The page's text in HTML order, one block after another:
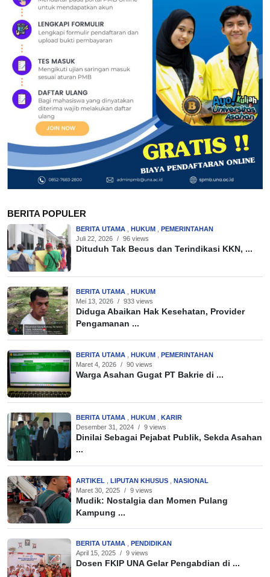
BERITA POPULER
BERITA UTAMA HUKUM
PEMERINTAHAN
Juli 22, 2026 / 96 views
Dituduh Tak Becus dan Terindikasi KKN, ...
BERITA UTAMA
HUKUM
Mei 13, 2026 / 933 views
Diduga Abaikan Hak Kesehatan, Provider
Pengamanan ...
BERITA UTAMA HUKUM
PEMERINTAHAN
Maret 4, 2026 / 90 views
Warga Asahan Gugat PT Bakrie di ...
BERITA UTAMA HUKUM
KARIR
Desember 31, 2024 / 9 views
Dinilai Sebagai Pejabat Publik, Sekda Asahan
...
ARTIKEL LIPUTAN KHUSUS
NASIONAL
Maret 30, 2025 / 9 views
Mudik: Nostalgia dan Momen Pulang
Kampung ...
BERITA UTAMA
PENDIDIKAN
April 15, 2025 / 9 views
Dosen FKIP UNA Gelar Pengabdian di ...